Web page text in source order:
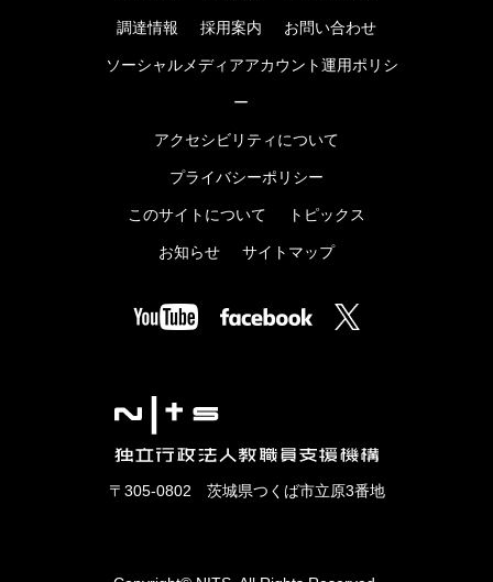
〒305-0802 茨城県つくば市立原3番地
調達情報 採用案内 お問い合わせ
ソーシャルメディアアカウント運用ポリシ
ー
アクセシビリティについて
プライバシーポリシー
このサイトについて トピックス
お知らせ サイトマップ